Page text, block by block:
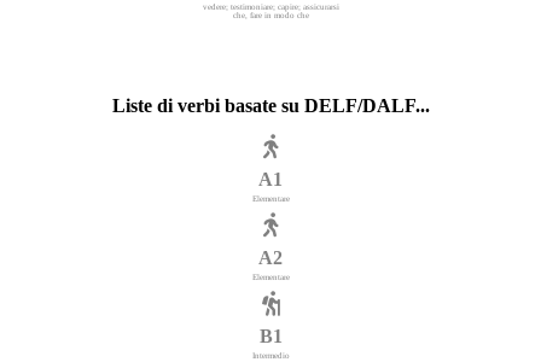
vedere; testimoniare; capire; assicurarsi
che, fare in modo che
Liste di verbi basate su DELF/DALF...
A1
Elementare
A2
Elementare
B1
Intermedio